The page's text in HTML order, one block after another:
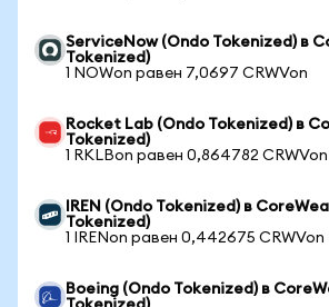
ServiceNow (Ondo Tokenized) в
Tokenized)
1 NOWon равен 7,0697 CRWVon
Rocket Lab (Ondo Tokenized) в
Tokenized)
1 RKLBon равен 0,864782 CRWVon
IREN (Ondo Tokenized) в
Tokenized)
1 IRENon равен 0,442675 CRWVon
Boeing (Ondo Tokenized) в